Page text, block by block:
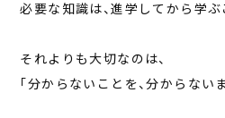
必要な知識は、進学してから学ぶ
それよりも大切なのは、
「分からないことを、分からない